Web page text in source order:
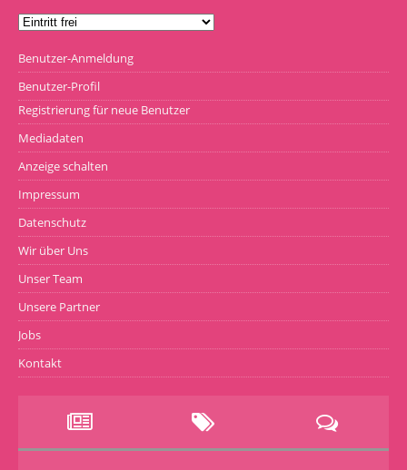
Benutzer-Anmeldung
Benutzer-Profil
Registrierung für neue Benutzer
Mediadaten
Anzeige schalten
Impressum
Datenschutz
Wir über Uns
Unser Team
Unsere Partner
Jobs
Kontakt